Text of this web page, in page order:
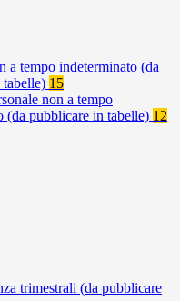
a tempo indeterminato (da
15
non a tempo
(da pubblicare in tabelle) 12
trimestrali (da pubblicare